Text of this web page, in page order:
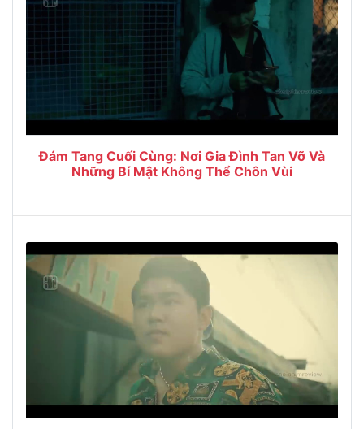
Đám Tang Cuối Cùng: Nơi Gia Đình Tan Vỡ Và
Những Bí Mật Không Thể Chôn Vùi